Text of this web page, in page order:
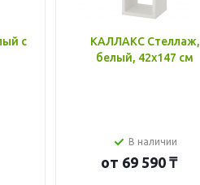
с
КАЛЛАКС Стеллаж,
белый, 42x147 см
В наличии
от 69 590 ₸